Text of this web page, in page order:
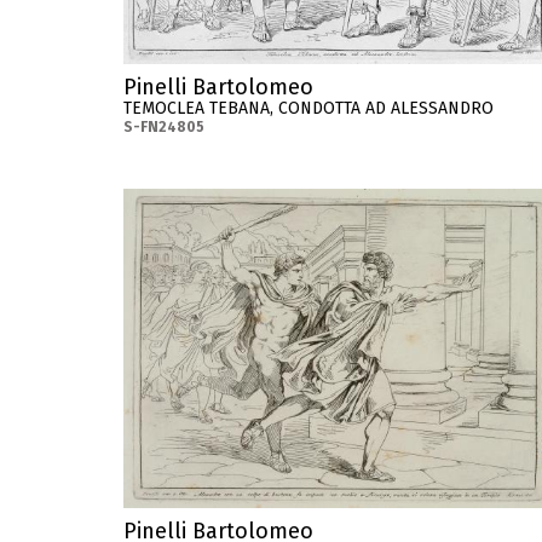
Pinelli Bartolomeo
TEMOCLEA TEBANA, CONDOTTA AD ALESSANDRO
S-FN24805
Pinelli Bartolomeo